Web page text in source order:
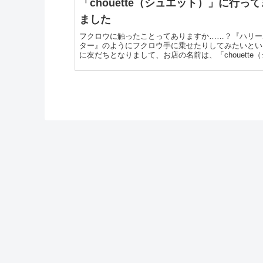
「chouette（シュエット）」に行って
ました
フクロウに触ったことってありますか……？『ハリー
ター』のようにフクロウ手に乗せたりしてみたいと
に友だちとなりまして、お店の名前は、「chouette（